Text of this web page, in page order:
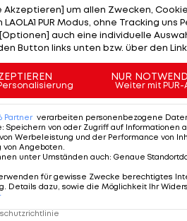
Manchester City. Der 32-
von Trainer Roberto
"Er ist wie ein Neuzugang",
hat keiner auf einem
Mal am fünften Spieltag
Akzeptieren] um allen Zwecken,
PUR Modus, ohne Tracking
auch eine individuelle
Button links unten bzw. über den
NUR
Weiter mit PUR-
Partner verarbeiten personenbezogene
: Speichern von oder Zugriff auf Informationen
Werbeleistung und der Performance von
von Angeboten
unter Umständen auch: Genaue
für gewisse Zwecke berechtigtes
Details dazu, sowie die Möglichkeit Ihr